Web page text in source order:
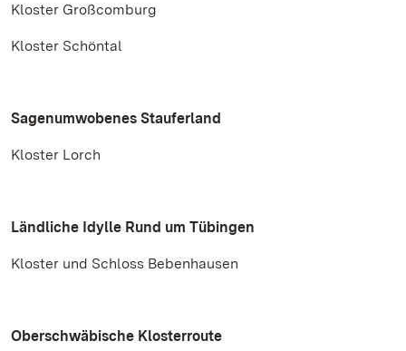
Kloster Großcomburg
Kloster Schöntal
Sagenumwobenes Stauferland
Kloster Lorch
Ländliche Idylle Rund um Tübingen
Kloster und Schloss Bebenhausen
Oberschwäbische Klosterroute